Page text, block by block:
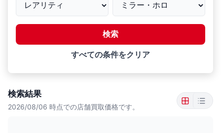
検索
すべての条件をクリア
検索結果
2026/08/06 時点での店舗買取価格です。